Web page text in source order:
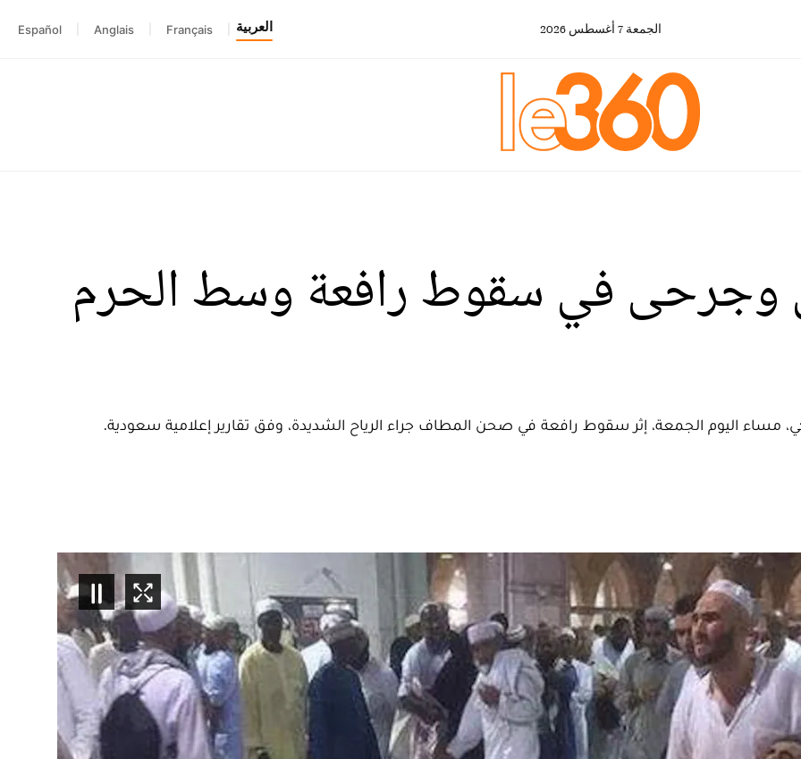
الجمعة 7 أغسطس 2026 العربية Français
Anglais
Español
وجرحى في سقوط رافعة وسط الحرم
مساء اليوم الجمعة، إثر سقوط رافعة في صحن المطاف جراء الرياح الشديدة، وفق تقارير إعلامية سعودية.